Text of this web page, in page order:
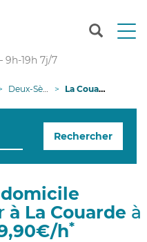
T
n
g
9h-19h 7j/7
Deux-Sèvres La Couarde
Rechercher
à La Couarde à
h*